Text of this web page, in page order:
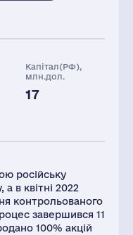
Капітал(РФ),
млн.дол.
17
російську
а в квітні 2022
контрольованого
завершився 11
100% акцій